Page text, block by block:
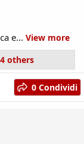
e... View more
others
0 Condividi